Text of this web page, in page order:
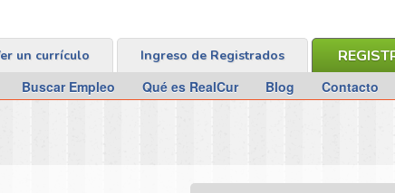
Ingreso de Registrados
un currículo
Buscar Empleo Qué es RealCur Blog Contacto